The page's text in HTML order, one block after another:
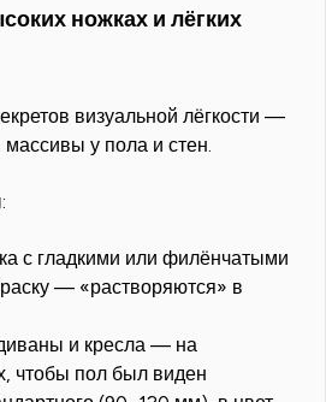
ножках и лёгких
визуальной лёгкости —
у пола и стен.
с гладкими или филёнчатыми
— «растворяются» в
и кресла — на
чтобы пол был виден